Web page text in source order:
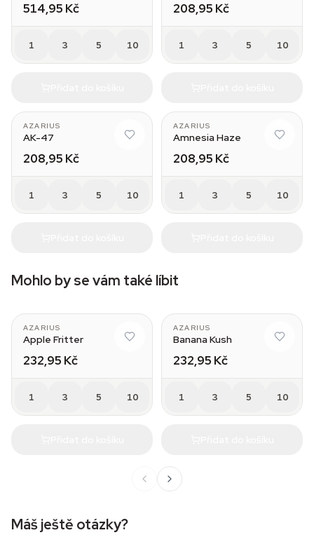
514,95 Kč
1 3 5 10
208,95 Kč
1 3 5 10
AZARIUS
AK-47
208,95 Kč
1 3 5 10
AZARIUS
Amnesia Haze
208,95 Kč
1 3 5 10
Mohlo by se vám také líbit
AZARIUS
Apple Fritter
232,95 Kč
1 3 5 10
AZARIUS
Banana Kush
232,95 Kč
1 3 5 10
Máš ještě otázky?